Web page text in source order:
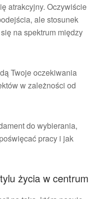
atrakcyjny. Oczywiście
ale stosunek
na spektrum między
Twoje oczekiwania
w zależności od
do wybierania,
pracy i jak
życia w centrum